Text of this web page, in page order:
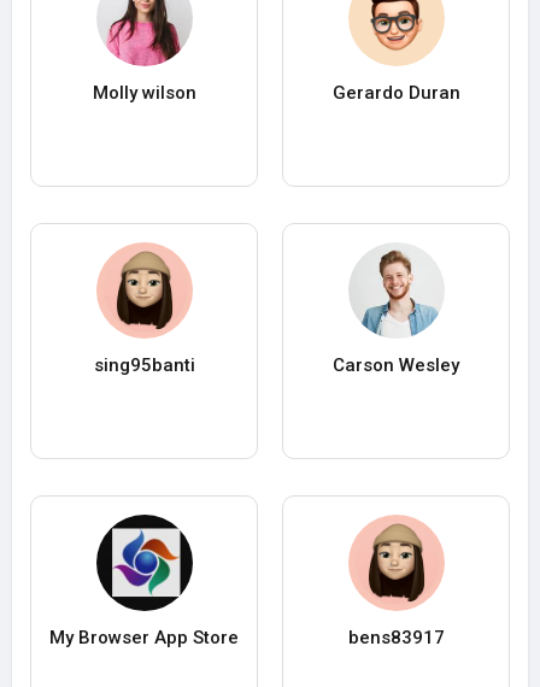
Molly wilson Gerardo Duran
sing95banti Carson Wesley
My Browser App Store bens83917